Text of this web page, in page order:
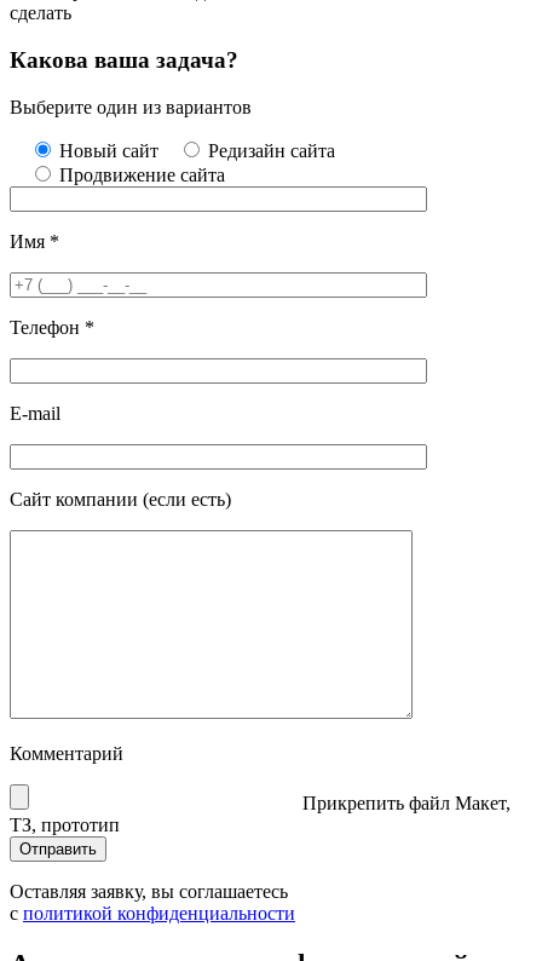
сделать
Какова ваша задача?
Выберите один из вариантов
Новый сайт
Редизайн сайта
Продвижение сайта
Имя *
Телефон *
E-mail
Сайт компании (если есть)
Комментарий
Прикрепить файл Макет,
ТЗ, прототип
Оставляя заявку, вы соглашаетесь
с политикой конфиденциальности